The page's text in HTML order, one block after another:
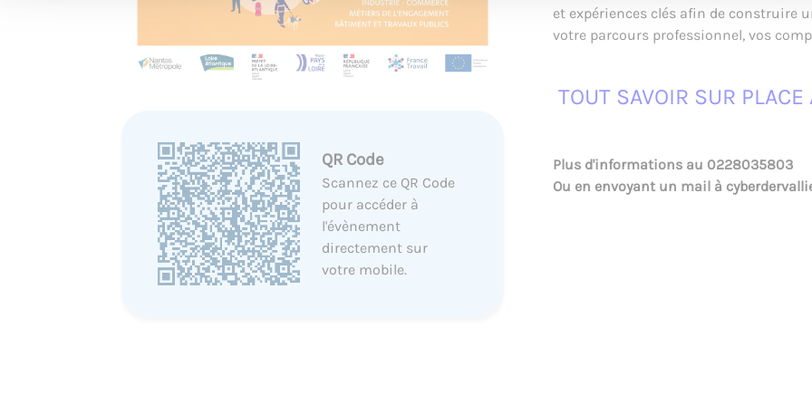
QR Code
Scannez ce QR Code
pour accéder à
l'évènement
directement sur
votre mobile.
et expériences clés afin de construire
votre parcours professionnel, vos
TOUT SAVOIR SUR PLACE
Plus d'informations au 0228035803
Ou en envoyant un mail à